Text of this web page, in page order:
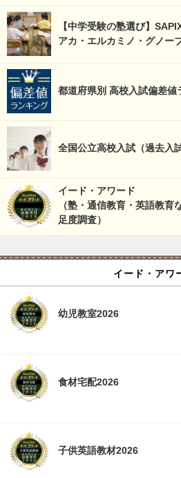
【中学受験の塾選び】
アカ・エルカミノ・グノー
都道府県別 高校入試偏差値
全国公立高校入試（過去入
イード・アワード
（塾・通信教育・英語教
足度調査）
イード・アワ
幼児教室2026
食材宅配2026
子供英語教材2026